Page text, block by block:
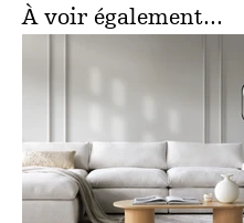
À voir également...